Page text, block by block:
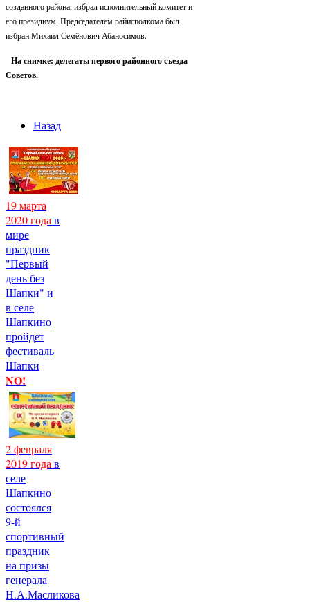
созданного района, избрал исполнительный комитет и
его президиум. Председателем райисполкома был
избран Михаил Семёнович Абаносимов.
На снимке: делегаты первого районного съезда
Советов.
Назад
19 марта
2020 года в
мире
праздник
"Первый
день без
Шапки" и
в селе
Шапкино
пройдет
фестиваль
Шапки
NO!
2 февраля
2019 года в
селе
Шапкино
состоялся
9-й
спортивный
праздник
на призы
генерала
Н.А.Масликова